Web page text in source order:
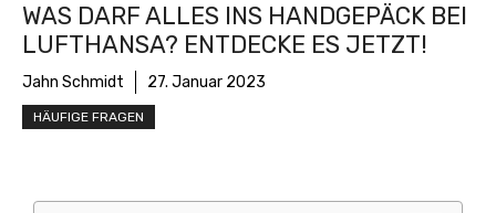
WAS DARF ALLES INS HANDGEPÄCK BEI
LUFTHANSA? ENTDECKE ES JETZT!
Jahn Schmidt 27. Januar 2023
HÄUFIGE FRAGEN